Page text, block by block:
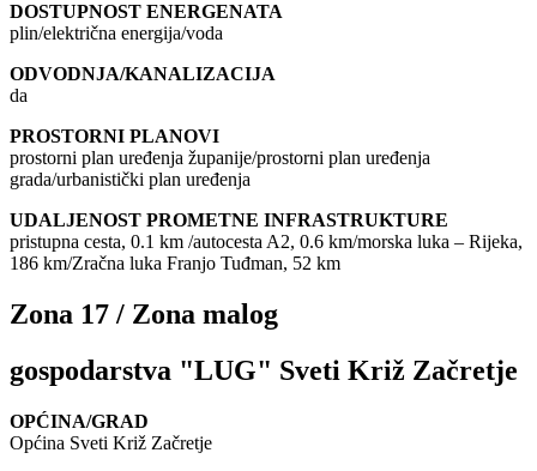
DOSTUPNOST ENERGENATA
plin/električna energija/voda
ODVODNJA/KANALIZACIJA
da
PROSTORNI PLANOVI
prostorni plan uređenja županije/prostorni plan uređenja
grada/urbanistički plan uređenja
UDALJENOST PROMETNE INFRASTRUKTURE
pristupna cesta, 0.1 km /autocesta A2, 0.6 km/morska luka – Rijeka,
186 km/Zračna luka Franjo Tuđman, 52 km
Zona 17 / Zona malog
gospodarstva "LUG" Sveti Križ Začretje
OPĆINA/GRAD
Općina Sveti Križ Začretje